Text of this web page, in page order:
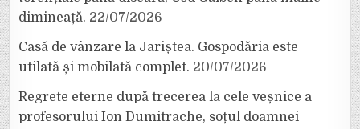
dimineață. 22/07/2026
Casă de vânzare la Jariștea. Gospodăria este
utilată și mobilată complet. 20/07/2026
Regrete eterne după trecerea la cele veșnice a
profesorului Ion Dumitrache, soțul doamnei